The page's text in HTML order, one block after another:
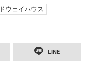
ウェイハウス
LINE